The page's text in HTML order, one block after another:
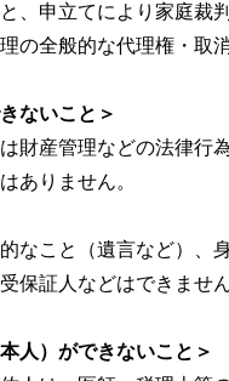
、申立てにより家庭裁
の全般的な代理権・取
ないこと＞
財産管理などの法律行
ありません。
なこと（遺言など）、
保証人などはできません
人）ができないこと＞